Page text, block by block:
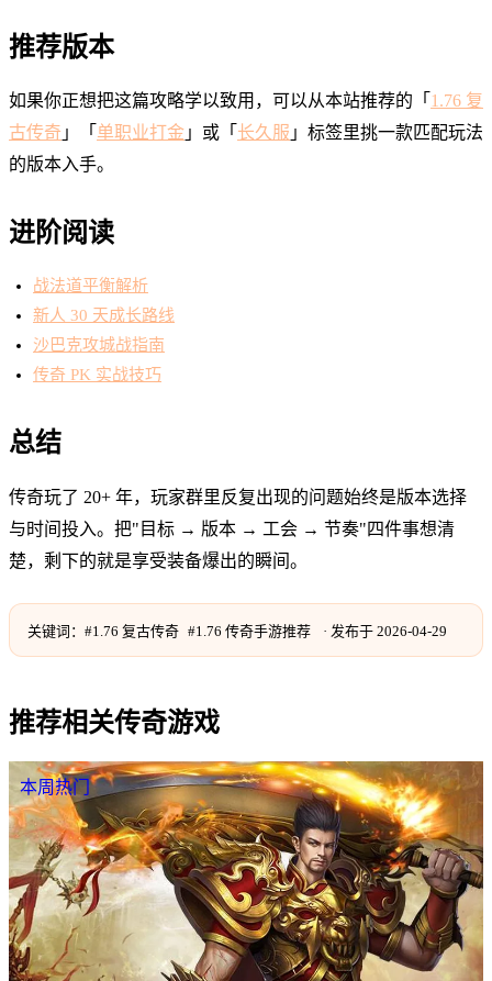
推荐版本
如果你正想把这篇攻略学以致用，可以从本站推荐的「 1.76 复
古传奇 」「 单职业打金 」或「 长久服 」标签里挑一款匹配玩法
的版本入手。
进阶阅读
战法道平衡解析
新人 30 天成长路线
沙巴克攻城战指南
传奇 PK 实战技巧
总结
传奇玩了 20+ 年，玩家群里反复出现的问题始终是版本选择
与时间投入。把"目标 → 版本 → 工会 → 节奏"四件事想清
楚，剩下的就是享受装备爆出的瞬间。
关键词： #1.76 复古传奇 #1.76 传奇手游推荐 · 发布于 2026-04-29
推荐相关传奇游戏
本周热门